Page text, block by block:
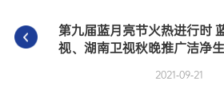
第九届蓝月亮节火热进行时
视、湖南卫视秋晚推广洁净
2021-09-21